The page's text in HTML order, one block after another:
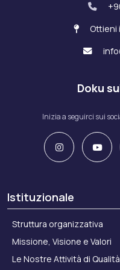
Ottieni
Doku
Inizia a seguirci sui
Istituzionale
Struttura organizzativa
Missione, Visione e Valori
Le Nostre Attività di Qualità